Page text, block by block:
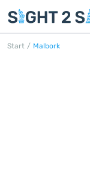
Start / Malbork